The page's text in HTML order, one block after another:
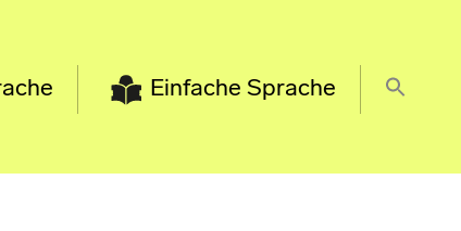
Einfache Sprache